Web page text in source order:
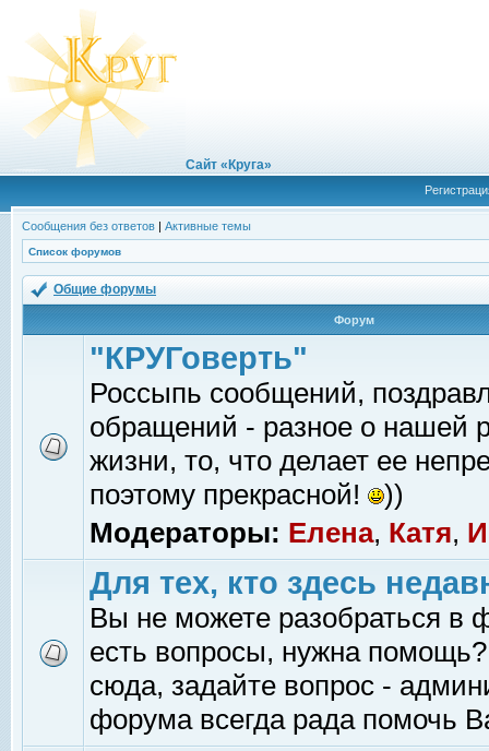
Сайт «Круга»
Сообщения без ответов | Активные темы
Список форумов
Общие форумы
Форум
"КРУГоверть"
Россыпь сообщений,
обращений - разное о нашей
жизни, то, что делает ее
поэтому прекрасной!
))
Модераторы: Елена, Катя,
Для тех, кто здесь
Вы не можете разобраться в
есть вопросы, нужна помощь?
сюда, задайте вопрос -
форума всегда рада помочь